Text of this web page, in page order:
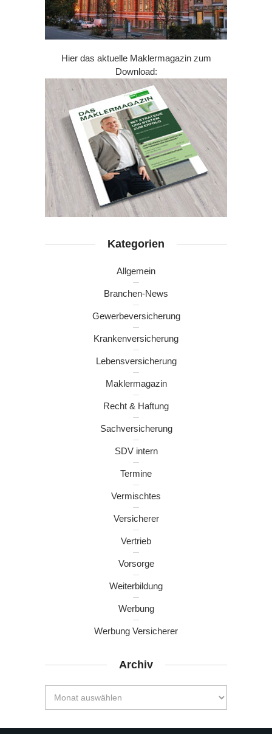
Hier das aktuelle Maklermagazin zum
Download:
Kategorien
Allgemein
Branchen-News
Gewerbeversicherung
Krankenversicherung
Lebensversicherung
Maklermagazin
Recht & Haftung
Sachversicherung
SDV intern
Termine
Vermischtes
Versicherer
Vertrieb
Vorsorge
Weiterbildung
Werbung
Werbung Versicherer
Archiv